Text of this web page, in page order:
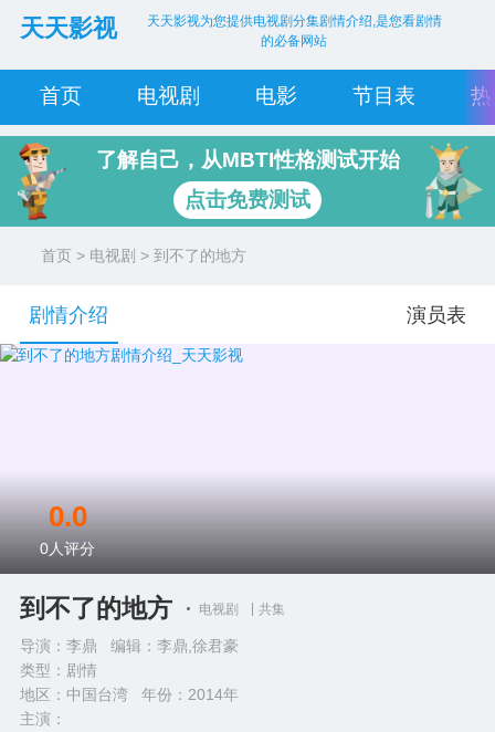
天天影视
天天影视为您提供电视剧分集剧情介绍,是您看剧情
的必备网站
首页 电视剧 电影 节目表
了解自己，从MBTI性格测试开始
点击免费测试
首页 > 电视剧 > 到不了的地方
剧情介绍 演员表
到不了的地方 电视剧 共集
导演：李鼎 编辑：李鼎,徐君豪
类型： 剧情
地区：中国台湾 年份： 2014年
主演：
0.0
0人评分